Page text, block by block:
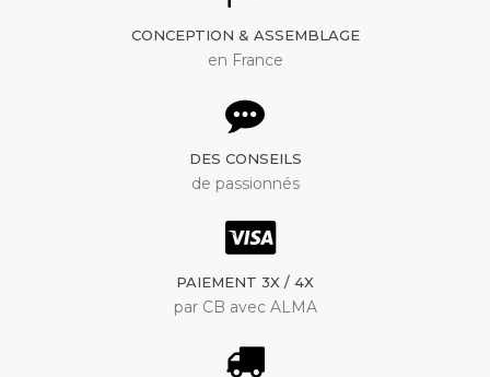
CONCEPTION & ASSEMBLAGE
en France
DES CONSEILS
de passionnés
PAIEMENT 3X / 4X
par CB avec ALMA